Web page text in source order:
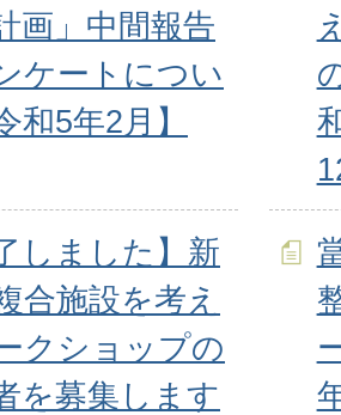
画」中間報告
ケートについ
和5年2月】
しました】新
合施設を考え
クショップの
を募集します